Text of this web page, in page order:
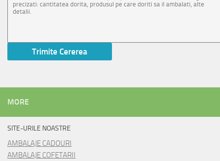
MORE
SITE-URILE NOASTRE
AMBALAJE CADOURI
AMBALAJE COFETARII